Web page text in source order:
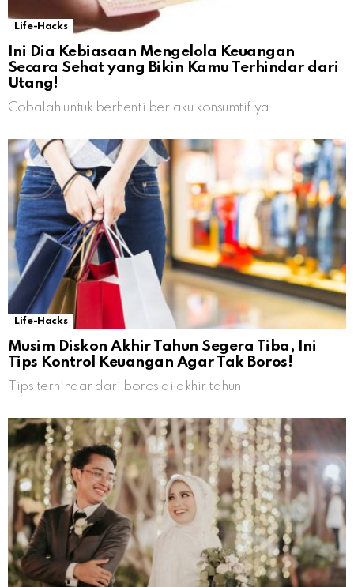
Life-Hacks
Ini Dia Kebiasaan Mengelola Keuangan
Secara Sehat yang Bikin Kamu Terhindar dari
Utang!
Cobalah untuk berhenti berlaku konsumtif ya
Life-Hacks
Musim Diskon Akhir Tahun Segera Tiba, Ini
Tips Kontrol Keuangan Agar Tak Boros!
Tips terhindar dari boros di akhir tahun